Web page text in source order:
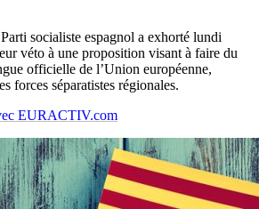
socialiste espagnol a exhorté lundi
véto à une proposition visant à faire du
officielle de l’Union européenne,
forces séparatistes régionales.
EURACTIV.com